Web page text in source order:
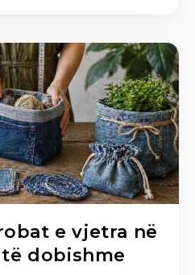
e vjetra në
dobishme